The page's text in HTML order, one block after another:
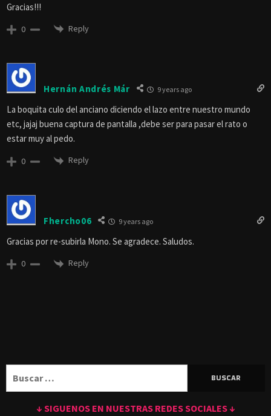
Gracias!!!
0 Reply
Hernán Andrés Már 9 years ago
La boquita culo del anciano diciendo el lazo entre nuestro mundo
etc, jajaj buena captura de pantalla ,debe ser para pasar el rato o
estar muy al pedo.
0 Reply
Fhercho06 9 years ago
Gracias por re-subirla Mono. Se agradece. Saludos.
0 Reply
↓ SIGUENOS EN NUESTRAS REDES SOCIALES ↓